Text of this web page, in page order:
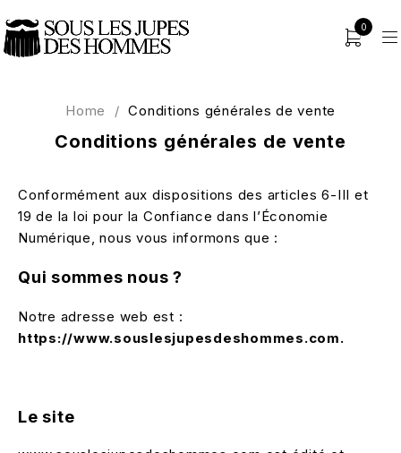
0
Conditions générales de vente
Home / Conditions générales de vente
Conformément aux dispositions des articles 6-III et
19 de la loi pour la Confiance dans l’Économie
Numérique, nous vous informons que :
Qui sommes nous ?
Notre adresse web est :
https://www.souslesjupesdeshommes.com.
Le site